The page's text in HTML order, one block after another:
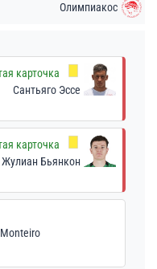
Олимпиакос
карточка
Сантьяго Эссе
карточка
Жулиан Бьянкон